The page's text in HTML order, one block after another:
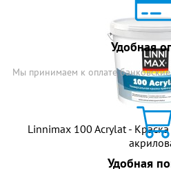
Linnimax 100 Acrylat -
Удобная
Мы принимаем к оплате
Удобная